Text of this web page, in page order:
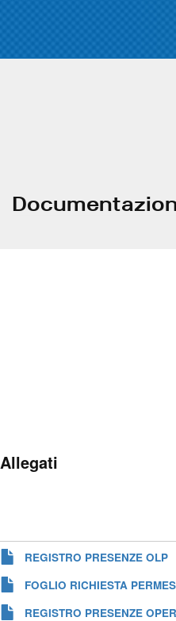
Allegati
REGISTRO PRESENZE OLP
FOGLIO RICHIESTA
REGISTRO PRESENZE